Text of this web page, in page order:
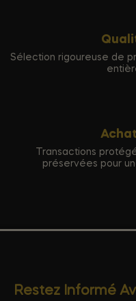
Sélection rigoureuse de
Transactions
préservées pour
Restez Informé